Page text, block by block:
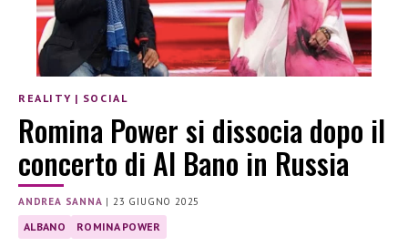
REALITY | SOCIAL
Romina Power si dissocia dopo il
concerto di Al Bano in Russia
ANDREA SANNA |23 GIUGNO 2025
ALBANO ROMINA POWER